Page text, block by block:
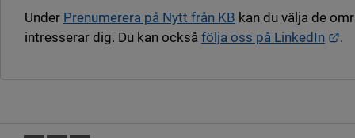
Under Prenumerera på Nytt från KB kan du välja de
intresserar dig. Du kan också följa oss på LinkedIn .